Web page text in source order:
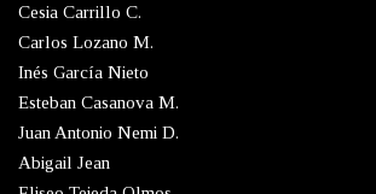
Cesia Carrillo C.
Carlos Lozano M.
Inés García Nieto
Esteban Casanova M.
Juan Antonio Nemi D.
Abigail Jean